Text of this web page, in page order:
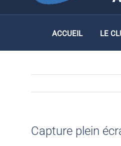
ACCUEIL LE
Capture plein